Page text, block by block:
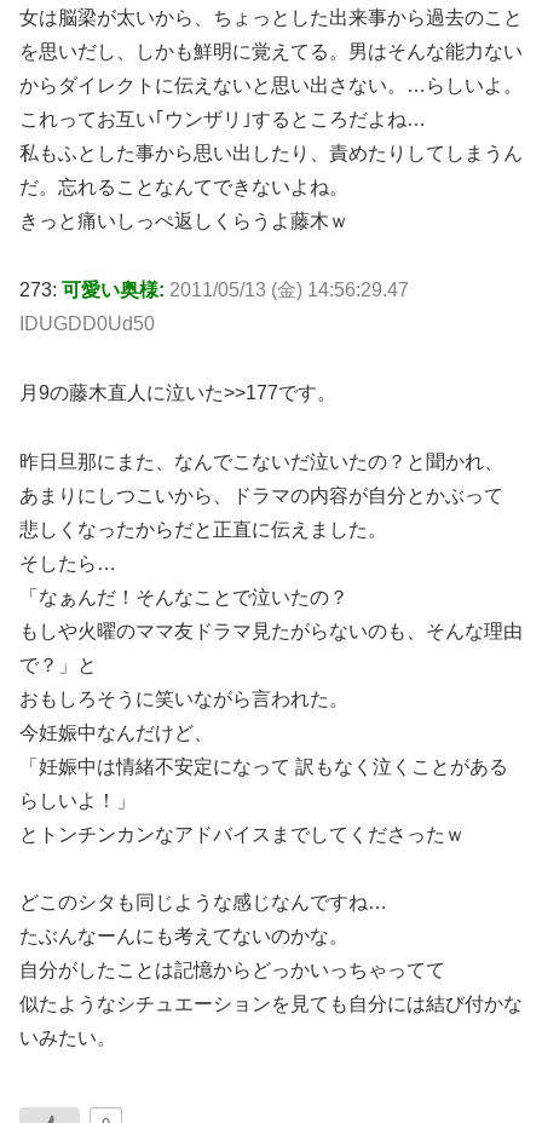
女は脳梁が太いから、ちょっとした出来事から過去のこと
を思いだし、しかも鮮明に覚えてる。男はそんな能力ない
からダイレクトに伝えないと思い出さない。…らしいよ。
これってお互い｢ウンザリ｣するところだよね…
私もふとした事から思い出したり、責めたりしてしまうん
だ。忘れることなんてできないよね。
きっと痛いしっぺ返しくらうよ藤木ｗ
273: 可愛い奥様: 2011/05/13 (金) 14:56:29.47
IDUGDD0Ud50
月9の藤木直人に泣いた>>177です。
昨日旦那にまた、なんでこないだ泣いたの？と聞かれ、
あまりにしつこいから、ドラマの内容が自分とかぶって
悲しくなったからだと正直に伝えました。
そしたら…
「なぁんだ！そんなことで泣いたの？
もしや火曜のママ友ドラマ見たがらないのも、そんな理由
で？」と
おもしろそうに笑いながら言われた。
今妊娠中なんだけど、
「妊娠中は情緒不安定になって 訳もなく泣くことがある
らしいよ！」
とトンチンカンなアドバイスまでしてくださったｗ
どこのシタも同じような感じなんですね…
たぶんなーんにも考えてないのかな。
自分がしたことは記憶からどっかいっちゃってて
似たようなシチュエーションを見ても自分には結び付かな
いみたい。